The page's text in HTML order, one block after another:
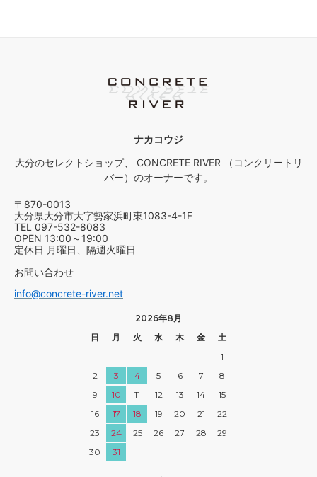
ナカコウジ
大分のセレクトショップ、 CONCRETE RIVER （コンクリートリ
バー）のオーナーです。
〒870-0013
大分県大分市大字勢家浜町東1083-4-1F
TEL 097-532-8083
OPEN 13:00～19:00
定休日 月曜日、隔週火曜日
お問い合わせ
info@concrete-river.net
2026年8月
日
月 火 水 木 金
土
1
2
3 4 5 6 7
8
9
10 11 12 13 14
15
16
17 18 19 20 21
22
23
24 25 26 27 28
29
30
31